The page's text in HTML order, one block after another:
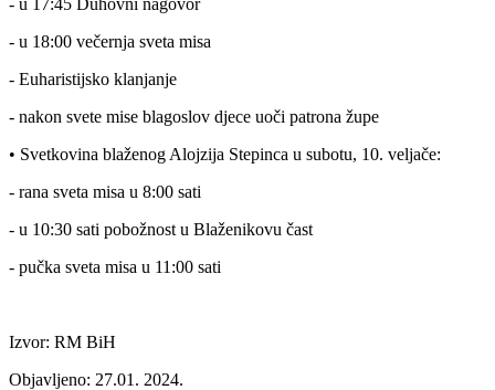
- u 18:00 večernja sveta misa
- Euharistijsko klanjanje
- nakon svete mise blagoslov djece uoči patrona župe
• Svetkovina blaženog Alojzija Stepinca u subotu, 10. veljače:
- rana sveta misa u 8:00 sati
- u 10:30 sati pobožnost u Blaženikovu čast
- pučka sveta misa u 11:00 sati
Izvor: RM BiH
Objavljeno: 27.01. 2024.